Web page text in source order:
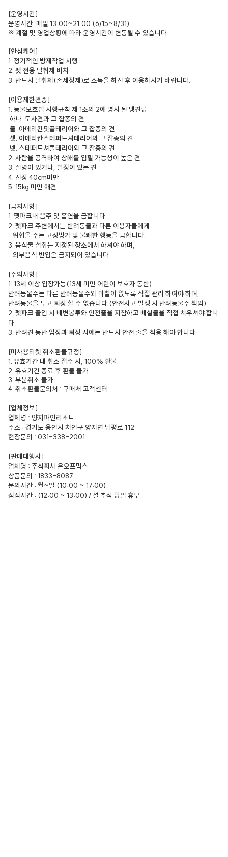
[운영시간]
운영시간: 매일 13:00~21:00 (6/15~8/31)
※ 계절 및 영업상황에 따라 운영시간이 변동될 수 있습니다.
[안심케어]
1. 정기적인 방제작업 시행
2. 펫 전용 탈취제 비치
3. 반드시 탈취제(손세정제)로 소독을 하신 후 이용하시기 바랍니다.
[이용제한견종]
1. 동물보호법 시행규칙 제 1조의 2에 명시 된 맹견류
하나. 도사견과 그 잡종의 견
둘. 아메리칸핏플테리어와 그 잡종의 견
셋. 아메리칸스테퍼드셔테리어와 그 잡종의 견
넷. 스태퍼드셔볼테리어와 그 잡종의 견
2. 사람을 공격하여 상해를 입힐 가능성이 높은 견.
3. 질병이 있거나, 발정이 있는 견
4. 신장 40cm미만
5. 15kg 미만 애견
[금지사항]
1. 펫파크내 음주 및 흡연을 금합니다.
2. 펫파크 주변에서는 반려동물과 다른 이용자들에게
위협을 주는 고성방가 및 불쾌한 행동을 급합니다.
3. 음식물 섭취는 지정된 장소에서 하셔야 하며,
외부음식 반입은 금지되어 있습니다.
[주의사항]
1. 13세 이상 입장가능(13세 미만 어린이 보호자 동반)
반려동물주는 다른 반려동물주와 마찰이 없도록 직접 관리 하여야 하며,
반려동물을 두고 퇴장 할 수 없습니다.(안전사고 발생 시 반려동물주 책임)
2. 펫파크 출입 시 배변봉투와 안전줄을 지참하고 배설물을 직접 치우셔야 합니
다.
3. 반려견 동반 입장과 퇴장 시에는 반드시 안전 줄을 착용 해야 합니다.
[미사용티켓 취소환불규정]
1. 유효기간 내 취소 접수 시, 100% 환불.
2. 유효기간 종료 후 환불 불가.
3. 부분취소 불가.
4. 취소환불문의처 : 구매처 고객센터.
[업체정보]
업체명 : 양지파인리조트
주소 : 경기도 용인시 처인구 양지면 남평로 112
현장문의 : 031-338-2001
[판매대행사]
업체명 : 주식회사 온오프믹스
상품문의 : 1833-8087
문의시간 : 월~일 (10:00 ~ 17:00)
점심시간 : (12:00 ~ 13:00) / 설 추석 당일 휴무